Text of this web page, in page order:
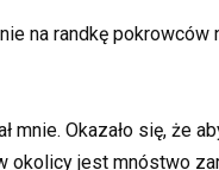
na randkę pokrowców
mnie. Okazało się, że
okolicy jest mnóstwo